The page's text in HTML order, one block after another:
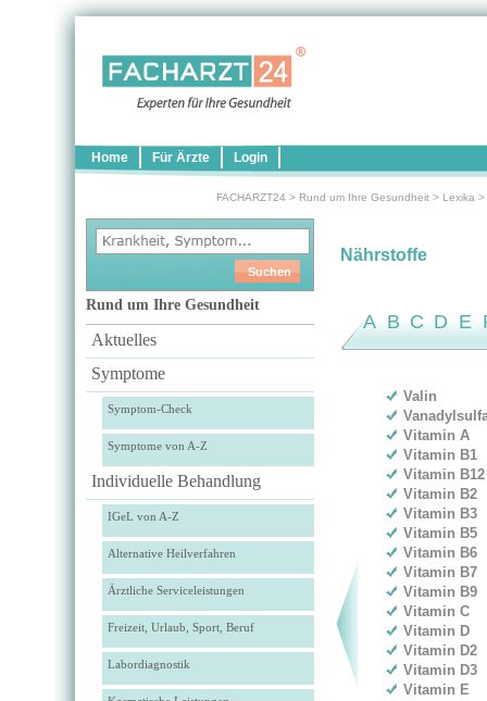
Home Für Ärzte Login
FACHARZT24 > Rund um Ihre Gesundheit > Lexika >
Rund um Ihre Gesundheit
Aktuelles
Symptome
Symptom-Check
Symptome von A-Z
Individuelle Behandlung
IGeL von A-Z
Alternative Heilverfahren
Ärztliche Serviceleistungen
Freizeit, Urlaub, Sport, Beruf
Labordiagnostik
Nährstoffe
A B C D E
Valin
Vitamin A
Vitamin B1
Vitamin B12
Vitamin B2
Vitamin B3
Vitamin B5
Vitamin B6
Vitamin B7
Vitamin B9
Vitamin C
Vitamin D
Vitamin D2
Vitamin D3
Vitamin E